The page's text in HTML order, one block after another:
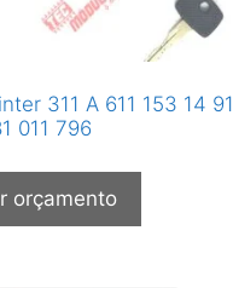
311 A 611 153 14 91
011 796
orçamento